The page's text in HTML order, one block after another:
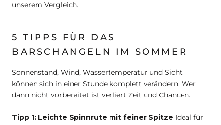
unserem Vergleich.
5 TIPPS FÜR DAS
BARSCHANGELN IM SOMMER
Sonnenstand, Wind, Wassertemperatur und Sicht
können sich in einer Stunde komplett verändern. Wer
dann nicht vorbereitet ist verliert Zeit und Chancen.
Tipp 1: Leichte Spinnrute mit feiner Spitze Ideal für